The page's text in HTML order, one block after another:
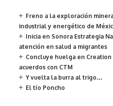
Freno a la exploración
industrial y energético de
Inicia en Sonora Estrategia
atención en salud a migrantes
Concluye huelga en
acuerdos con CTM
Y vuelta la burra al trigo…
El tío Poncho